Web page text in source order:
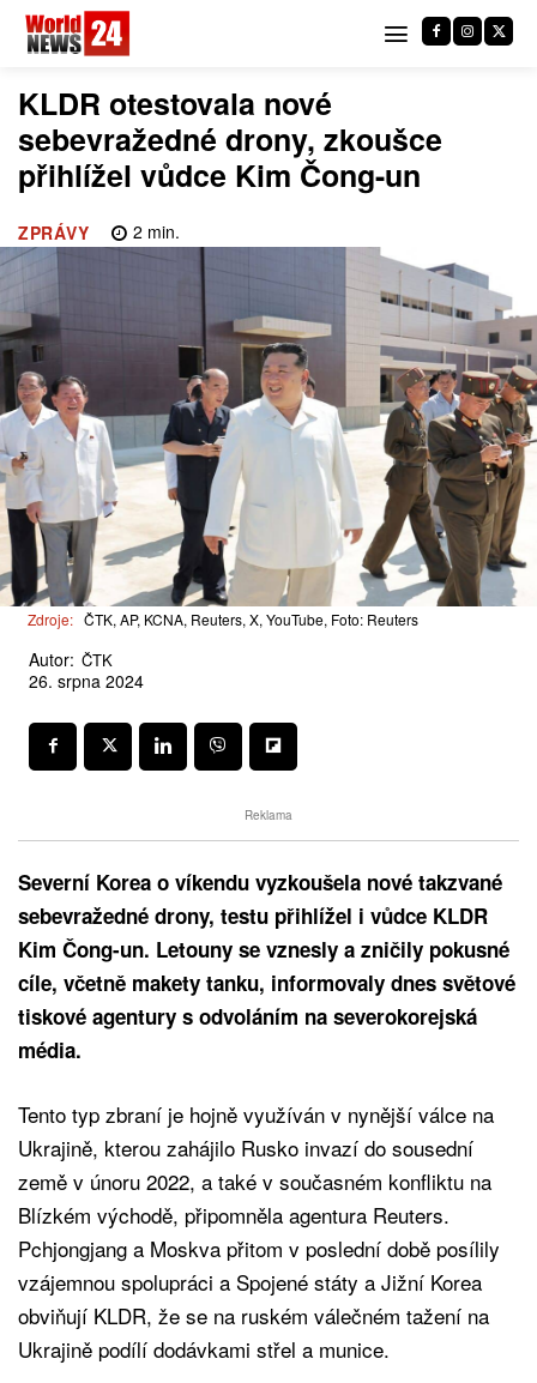
KLDR otestovala nové
sebevražedné drony, zkoušce
přihlížel vůdce Kim Čong-un
ZPRÁVY 2 min.
Zdroje: ČTK, AP, KCNA, Reuters, X, YouTube, Foto: Reuters
Autor: ČTK
26. srpna 2024
Reklama
Severní Korea o víkendu vyzkoušela nové takzvané
sebevražedné drony, testu přihlížel i vůdce KLDR
Kim Čong-un. Letouny se vznesly a zničily pokusné
cíle, včetně makety tanku, informovaly dnes světové
tiskové agentury s odvoláním na severokorejská
média.
Tento typ zbraní je hojně využíván v nynější válce na
Ukrajině, kterou zahájilo Rusko invazí do sousední
země v únoru 2022, a také v současném konfliktu na
Blízkém východě, připomněla agentura Reuters.
Pchjongjang a Moskva přitom v poslední době posílily
vzájemnou spolupráci a Spojené státy a Jižní Korea
obviňují KLDR, že se na ruském válečném tažení na
Ukrajině podílí dodávkami střel a munice.